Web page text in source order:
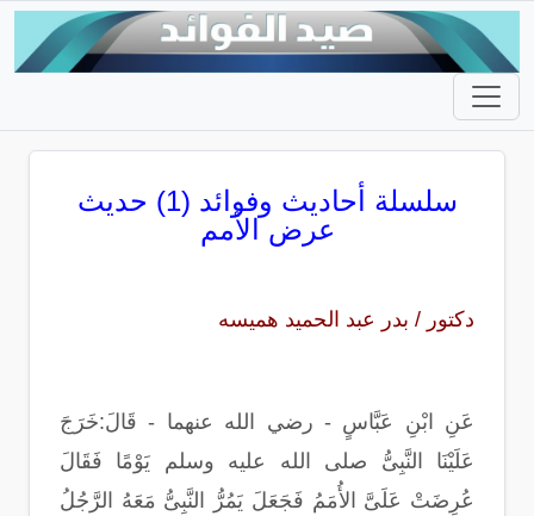
سلسلة أحاديث وفوائد (1) حديث
عرض الأمم
دكتور / بدر عبد الحميد هميسه
عَنِ ابْنِ عَبَّاسٍ - رضي الله عنهما - قَالَ:خَرَجَ
عَلَيْنَا النَّبِىُّ صلى الله عليه وسلم يَوْمًا فَقَالَ
عُرِضَتْ عَلَىَّ الأُمَمُ فَجَعَلَ يَمُرُّ النَّبِىُّ مَعَهُ الرَّجُلُ